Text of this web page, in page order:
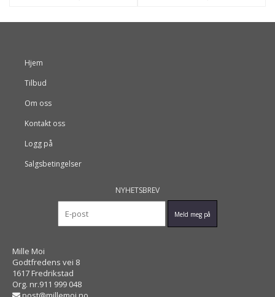
Hjem
Tilbud
Om oss
Kontakt oss
Logg på
Salgsbetingelser
NYHETSBREV
Mille Moi
Godtfredens vei 8
1617 Fredrikstad
Org. nr.911 999 048